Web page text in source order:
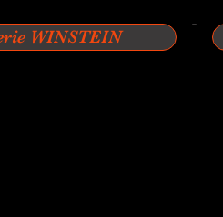
WINSTEIN